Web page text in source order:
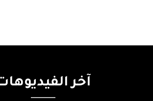
آخر الفيديوهات